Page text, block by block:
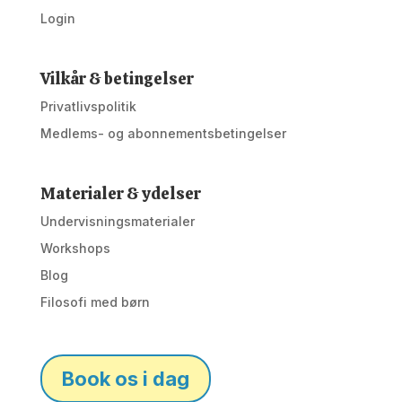
Login
Vilkår & betingelser
Privatlivspolitik
Medlems- og abonnementsbetingelser
Materialer & ydelser
Undervisningsmaterialer
Workshops
Blog
Filosofi med børn
Book os i dag